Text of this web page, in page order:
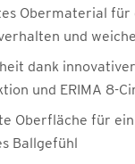
Obermaterial für
und
dank innovativer
und ERIMA 8-
Oberfläche für ein
Ballgefühl